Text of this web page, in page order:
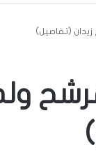
زيدان (تفاصيل)